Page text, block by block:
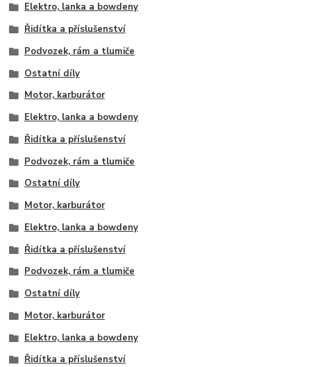
Elektro, lanka a bowdeny
Řidítka a příslušenství
Podvozek, rám a tlumiče
Ostatní díly
Motor, karburátor
Elektro, lanka a bowdeny
Řidítka a příslušenství
Podvozek, rám a tlumiče
Ostatní díly
Motor, karburátor
Elektro, lanka a bowdeny
Řidítka a příslušenství
Podvozek, rám a tlumiče
Ostatní díly
Motor, karburátor
Elektro, lanka a bowdeny
Řidítka a příslušenství